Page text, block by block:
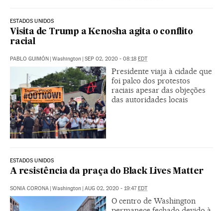
ESTADOS UNIDOS
Visita de Trump a Kenosha agita o conflito
racial
PABLO GUIMÓN Washington SEP 02, 2020 - 08:18 EDT
Presidente viaja à cidade que
foi palco dos protestos
raciais apesar das objeções
das autoridades locais
ESTADOS UNIDOS
A resistência da praça do Black Lives Matter
SONIA CORONA Washington AUG 02, 2020 - 19:47 EDT
O centro de Washington